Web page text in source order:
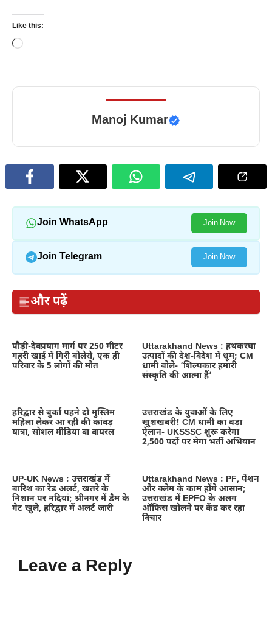
Like this:
Loading…
Manoj Kumar
Join WhatsApp Join Now
Join Telegram Join Now
और पढ़ें
पौड़ी-देवप्रयाग मार्ग पर 250 मीटर
गहरी खाई में गिरी बोलेरो, एक ही
परिवार के 5 लोगों की मौत
Uttarakhand News : हथकरघा
उत्पादों की देश-विदेश में धूम; CM
धामी बोले- ‘शिल्पकार हमारी
संस्कृति की आत्मा हैं’
हरिद्वार से बुर्का पहने दो मुस्लिम
महिला लेकर आ रही की कांवड़
यात्रा, सोशल मीडिया वा वायरल
उत्तराखंड के युवाओं के लिए
खुशखबरी! CM धामी का बड़ा
ऐलान- UKSSSC शुरू करेगा
2,500 पदों पर मेगा भर्ती अभियान
UP-UK News : उत्तराखंड में
बारिश का रेड अलर्ट, खतरे के
निशान पर नदियां; श्रीनगर में डैम के
गेट खुले, हरिद्वार में अलर्ट जारी
Uttarakhand News : PF, पेंशन
और क्लेम के काम होंगे आसान;
उत्तराखंड में EPFO के अलग
ऑफिस खोलने पर केंद्र कर रहा
विचार
Leave a Reply